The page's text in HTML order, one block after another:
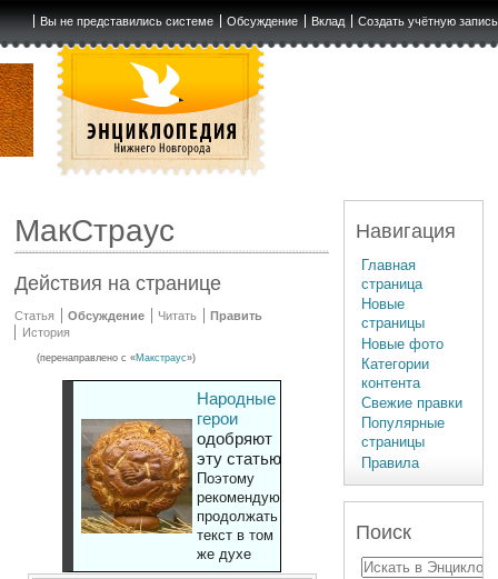
Вы не представились системе Обсуждение Вклад Создать учётную запись
МакСтраус
Действия на странице
Статья Обсуждение Читать
Править
История
(перенаправлено с «Макстраус»)
Народные
герои
одобряют
эту статью
Поэтому
рекомендуют
продолжать
текст в том
же духе
Навигация
Главная
страница
Новые
страницы
Новые фото
Категории
контента
Свежие правки
Популярные
страницы
Правила
Поиск